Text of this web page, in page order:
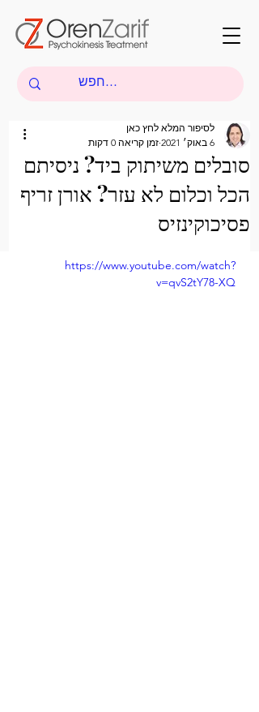
סובלים משיתוק ביד? ניסיתם
הכל וכלום לא עזר? אורן זריף
פסיכוקינזיס
לסיפור המלא לחץ כאן
6 באוק׳ 2021
זמן קריאה 0 דקות
https://www.youtube.com/watch?
v=qvS2tY78-XQ